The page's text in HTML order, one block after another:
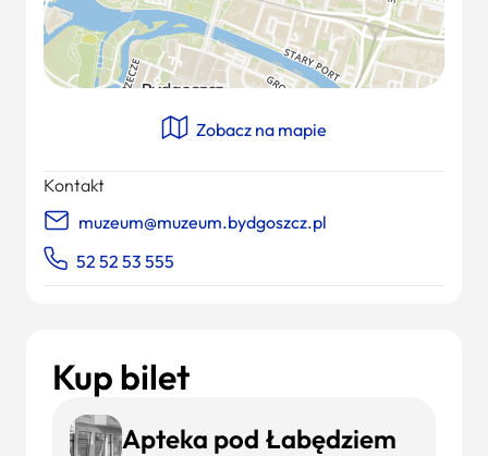
Kup bilet
Apteka pod Łabędziem
Zobacz na mapie
Kontakt
muzeum@muzeum.bydgoszcz.pl
52 52 53 555